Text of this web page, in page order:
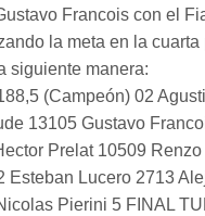
Francois con el
la meta en la cuarta
siguiente manera:
(Campeón) 02
13105 Gustavo
Prelat 10509
Esteban Lucero 2713
Pierini 5 FINAL